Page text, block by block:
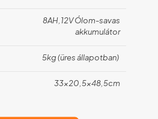
8AH,12V Ólom-savas
akkumulátor
5kg (üres állapotban)
33×20,5×48,5cm